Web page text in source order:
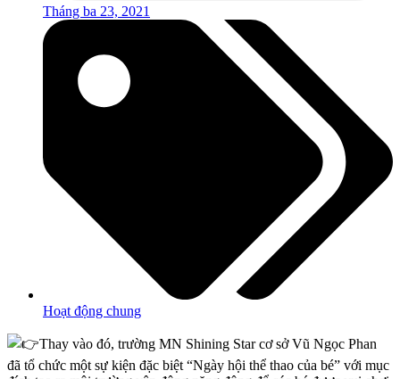
Tháng ba 23, 2021
Hoạt động chung
Thay vào đó, trường MN Shining Star cơ sở Vũ Ngọc Phan
đã tổ chức một sự kiện đặc biệt “Ngày hội thể thao của bé” với mục